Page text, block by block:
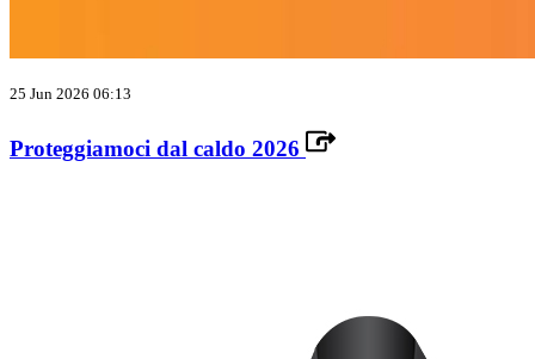
25 Jun 2026 06:13
Proteggiamoci dal caldo 2026